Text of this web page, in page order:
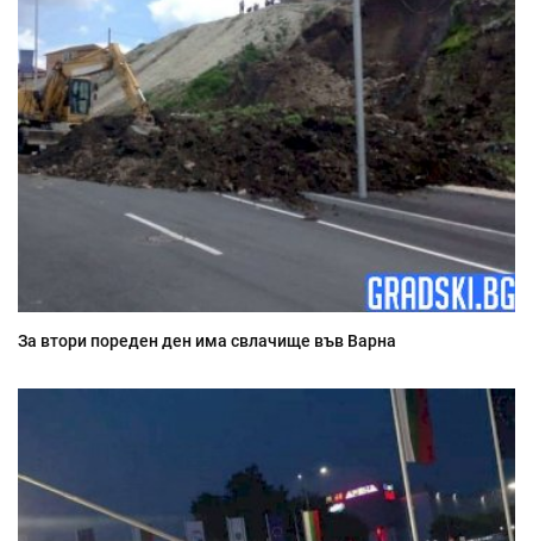
За втори пореден ден има свлачище във Варна